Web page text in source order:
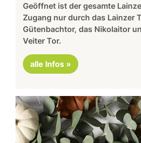
Geöffnet ist der gesamte
Zugang nur durch das Lainzer
Gütenbachtor, das Nikolaitor
Veiter Tor.
alle Infos »